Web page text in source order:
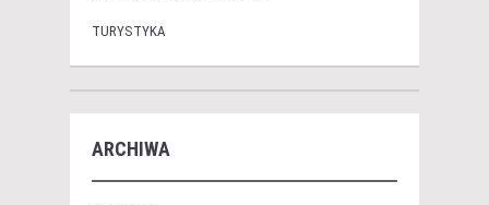
TURYSTYKA
ARCHIWA